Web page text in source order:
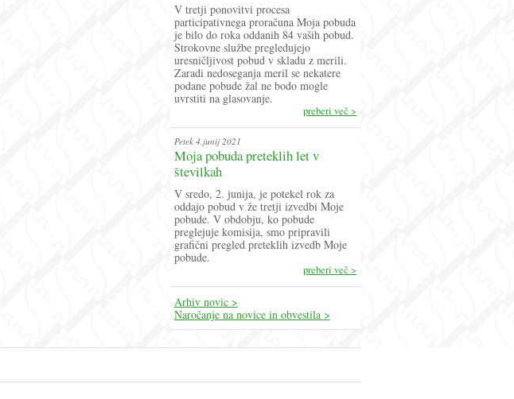
V tretji ponovitvi procesa
participativnega proračuna Moja pobuda
je bilo do roka oddanih 84 vaših pobud.
Strokovne službe pregledujejo
uresničljivost pobud v skladu z merili.
Zaradi nedoseganja meril se nekatere
podane pobude žal ne bodo mogle
uvrstiti na glasovanje.
preberi več >
Petek 4.junij 2021
Moja pobuda preteklih let v
številkah
V sredo, 2. junija, je potekel rok za
oddajo pobud v že tretji izvedbi Moje
pobude. V obdobju, ko pobude
preglejuje komisija, smo pripravili
grafični pregled preteklih izvedb Moje
pobude.
preberi več >
Arhiv novic >
Naročanje na novice in obvestila >